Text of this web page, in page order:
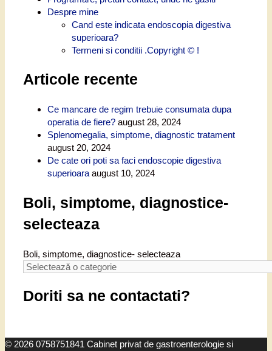
Despre mine
Cand este indicata endoscopia digestiva
superioara?
Termeni si conditii .Copyright © !
Articole recente
Ce mancare de regim trebuie consumata dupa
operatia de fiere? august 28, 2024
Splenomegalia, simptome, diagnostic tratament
august 20, 2024
De cate ori poti sa faci endoscopie digestiva
superioara august 10, 2024
Boli, simptome, diagnostice-
selecteaza
Boli, simptome, diagnostice- selecteaza
Doriti sa ne contactati?
© 2026 0758751841 Cabinet privat de gastroenterologie si